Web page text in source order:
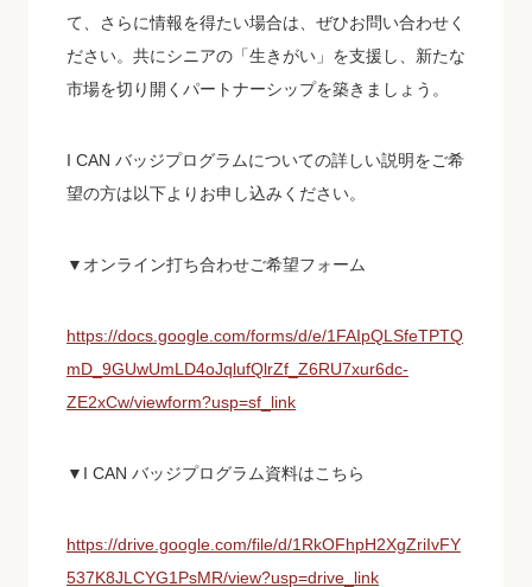
て、さらに情報を得たい場合は、ぜひお問い合わせく
ださい。共にシニアの「生きがい」を支援し、新たな
市場を切り開くパートナーシップを築きましょう。
I CAN バッジプログラムについての詳しい説明をご希
望の方は以下よりお申し込みください。
▼オンライン打ち合わせご希望フォーム
https://docs.google.com/forms/d/e/1FAIpQLSfeTPTQ
mD_9GUwUmLD4oJqlufQlrZf_Z6RU7xur6dc-
ZE2xCw/viewform?usp=sf_link
▼I CAN バッジプログラム資料はこちら
https://drive.google.com/file/d/1RkOFhpH2XgZriIvFY
537K8JLCYG1PsMR/view?usp=drive_link